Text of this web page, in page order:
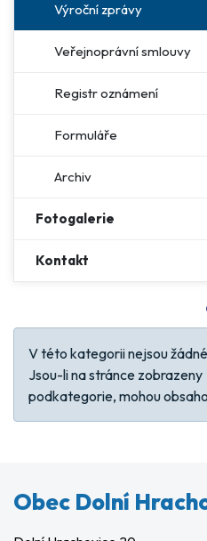
Výroční zprávy
Veřejnoprávní smlouvy
Registr oznámení
Formuláře
Archiv
Fotogalerie
Kontakt
Informace
V této kategorii nejsou
Jsou-li na stránce zobrazeny
podkategorie, mohou
Obec Dolní